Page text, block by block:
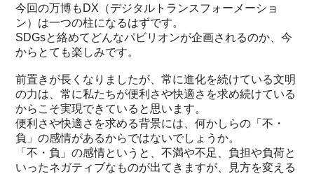
今回の万博もDX（デジタルトランスフォーメーショ
ン）は一つの柱になるはずです。
SDGsと絡めてどんなパビリオンが企画されるのか、今
からとても楽しみです。
前置きが長くなりましたが、常に進化を続けている文明
の力は、常に私たちが便利さや快適さを求め続けている
からこそ実現できていると思います。
便利さや快適さを求める背景には、何かしらの「不・
負」の感情があるからではないでしょうか。
「不・負」の感情というと、不満や不足、負担や負荷と
いったネガティブなものが出てきますが、見方を変える